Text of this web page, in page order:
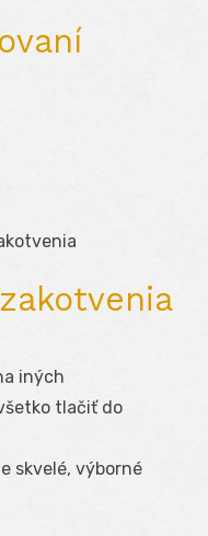
iných
tlačiť do
skvelé, výborné